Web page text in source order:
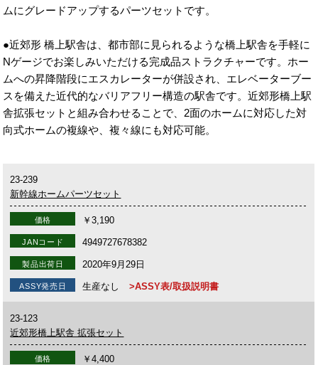
ムにグレードアップするパーツセットです。
●近郊形 橋上駅舎は、都市部に見られるような橋上駅舎を手軽に
Nゲージでお楽しみいただける完成品ストラクチャーです。ホー
ムへの昇降階段にエスカレーターが併設され、エレベーターブー
スを備えた近代的なバリアフリー構造の駅舎です。近郊形橋上駅
舎拡張セットと組み合わせることで、2面のホームに対応した対
向式ホームの複線や、複々線にも対応可能。
23-239
新幹線ホームパーツセット
価格 ￥3,190
JANコード 4949727678382
製品出荷日 2020年9月29日
ASSY発売日 生産なし >ASSY表/取扱説明書
23-123
近郊形橋上駅舎 拡張セット
価格 ￥4,400